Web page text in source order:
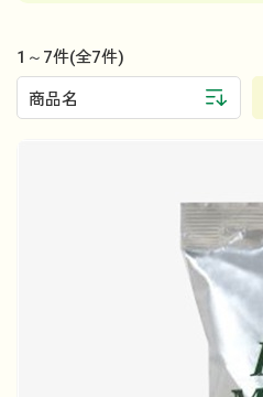
1～7件(全7件)
商品名